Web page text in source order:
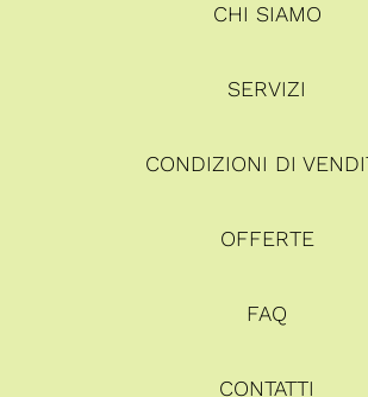
CHI SIAMO
SERVIZI
CONDIZIONI DI
OFFERTE
FAQ
CONTATTI